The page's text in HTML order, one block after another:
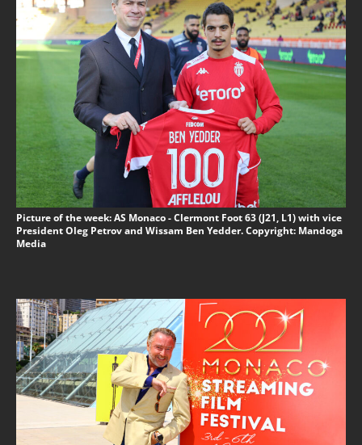
Picture of the week: AS Monaco - Clermont Foot 63 (J21, L1) with vice
President Oleg Petrov and Wissam Ben Yedder. Copyright: Mandoga
Media